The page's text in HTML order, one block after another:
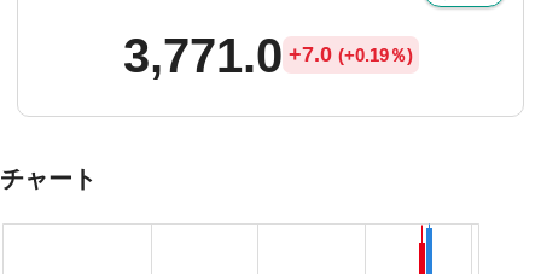
3,771.0 +7.0 (+0.19％)
チャート